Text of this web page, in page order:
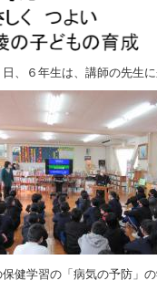
日、６年生は、講師の先生
健学習の「病気の予防」